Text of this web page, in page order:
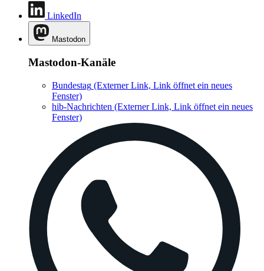
LinkedIn
Mastodon
Mastodon-Kanäle
Bundestag (Externer Link, Link öffnet ein neues
Fenster)
hib-Nachrichten (Externer Link, Link öffnet ein neues
Fenster)